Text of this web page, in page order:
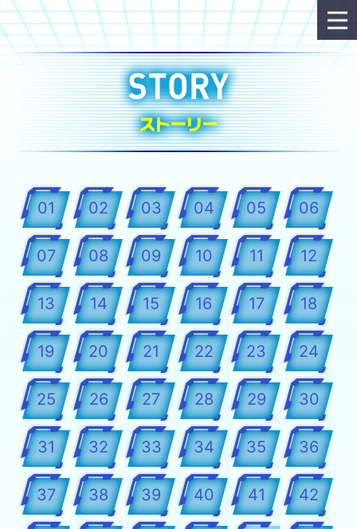
01 02 03 04 05 06
07 08 09 10 11 12
13 14 15 16 17 18
19 20 21 22 23 24
25 26 27 28 29 30
31 32 33 34 35 36
37 38 39 40 41 42